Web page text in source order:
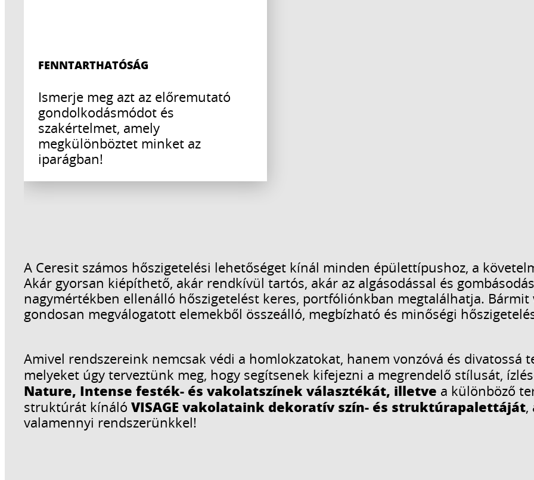
FENNTARTHATÓSÁG
Ismerje meg azt az előremutató
gondolkodásmódot és
szakértelmet, amely
megkülönböztet minket az
iparágban!
A Ceresit számos hőszigetelési lehetőséget kínál minden épülettípushoz, a
Akár gyorsan kiépíthető, akár rendkívül tartós, akár az algásodással és
nagymértékben ellenálló hőszigetelést keres, portfóliónkban megtalálhatja. Bármit
gondosan megválogatott elemekből összeálló, megbízható és minőségi
Amivel rendszereink nemcsak védi a homlokzatokat, hanem vonzóvá és divatossá
melyeket úgy terveztünk meg, hogy segítsenek kifejezni a megrendelő stílusát,
Nature, Intense festék- és vakolatszínek választékát, illetve a különböző
struktúrát kínálóVISAGE vakolataink dekoratív szín- és struktúrapalettáját,
valamennyi rendszerünkkel!